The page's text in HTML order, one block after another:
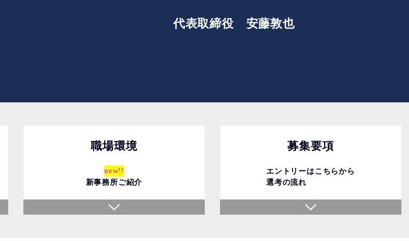
代表取締役 安藤敦也
職場環境
new!!
新事務所ご紹介
募集要項
エントリーはこちらから
選考の流れ